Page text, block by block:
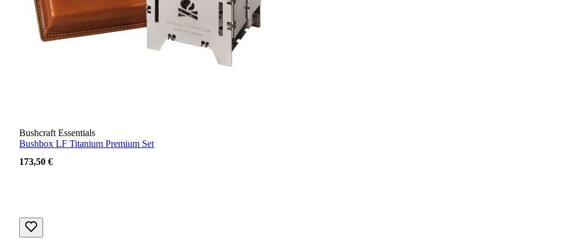
Bushcraft Essentials
Bushbox LF Titanium Premium Set
173,50 €